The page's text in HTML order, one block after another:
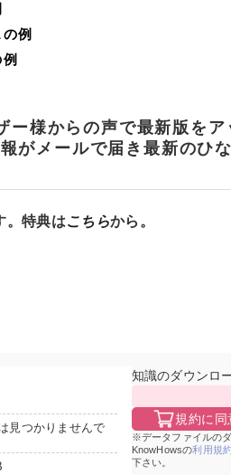
例
様からの声で最新版をア
がメールで届き最新のひ
。特典はこちらから。
見つかりませんで
知識のダウンロ
規約に同
データファイルの
KnowHowsの利用規
下さい。